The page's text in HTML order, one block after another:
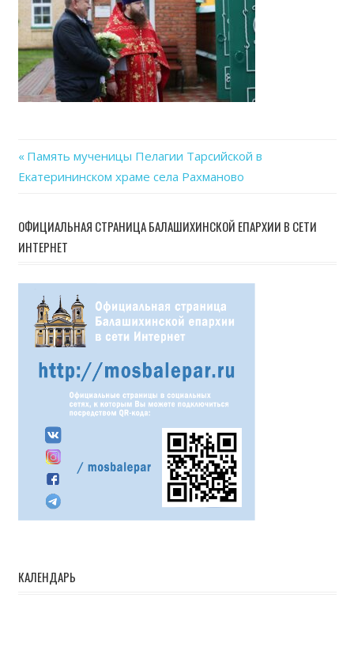
Навигация
записям
Previous
Post:
Память мученицы Пелагии Тарсийской в
Екатерининском храме села Рахманово
ОФИЦИАЛЬНАЯ СТРАНИЦА БАЛАШИХИНСКОЙ ЕПАРХИИ В СЕТИ
ИНТЕРНЕТ
КАЛЕНДАРЬ